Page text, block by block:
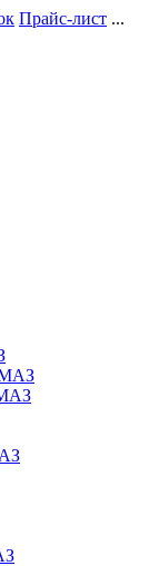
Прайс-лист ...
МАЗ